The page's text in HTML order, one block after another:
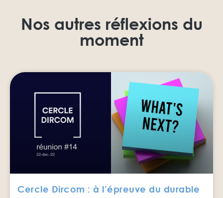
Nos autres réflexions du
moment
Cercle Dircom : à l’épreuve du durable